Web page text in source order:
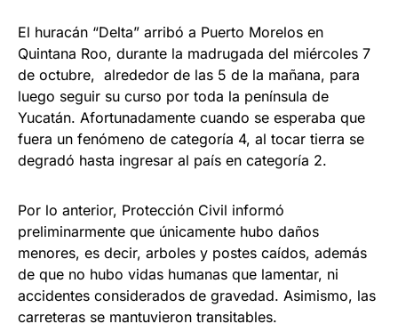
El huracán “Delta” arribó a Puerto Morelos en
Quintana Roo, durante la madrugada del miércoles 7
de octubre, alrededor de las 5 de la mañana, para
luego seguir su curso por toda la península de
Yucatán. Afortunadamente cuando se esperaba que
fuera un fenómeno de categoría 4, al tocar tierra se
degradó hasta ingresar al país en categoría 2.
Por lo anterior, Protección Civil informó
preliminarmente que únicamente hubo daños
menores, es decir, arboles y postes caídos, además
de que no hubo vidas humanas que lamentar, ni
accidentes considerados de gravedad. Asimismo, las
carreteras se mantuvieron transitables.